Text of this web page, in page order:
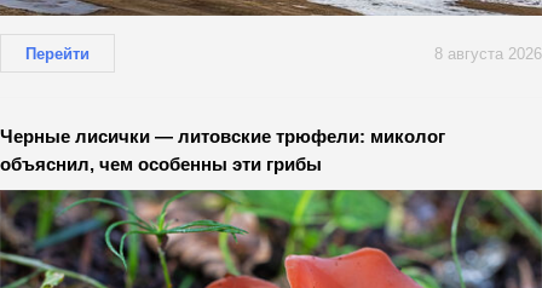
Перейти 8 августа 2026
Черные лисички — литовские трюфели: миколог
объяснил, чем особенны эти грибы